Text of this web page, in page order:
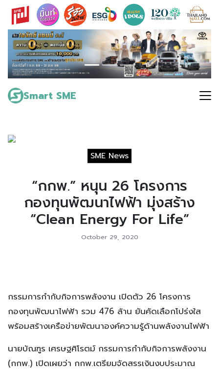
Skip
content
Smart SME
Search
for:
SME News
“กกพ.” หนุน 26 โครงการ
กองทุนพัฒนาไฟฟ้า มุ่งสร้าง
“Clean Energy For Life”
October 29, 2020
กรรมการกำกับกิจการพลังงาน เปิดตัว 26 โครงการ
กองทุนพัฒนาไฟฟ้า รวม 476 ล้าน ยันคัดเลือกโปร่งใส
พร้อมสร้างเครือข่ายพัฒนาองค์ความรู้ด้านพลังงานไฟฟ้า
นายบัณฑูร เศรษฐศิโรตม์ กรรมการกำกับกิจการพลังงาน
(กกพ.) เปิดเผยว่า กกพ.เตรียมจัดสรรเงินงบประมาณ